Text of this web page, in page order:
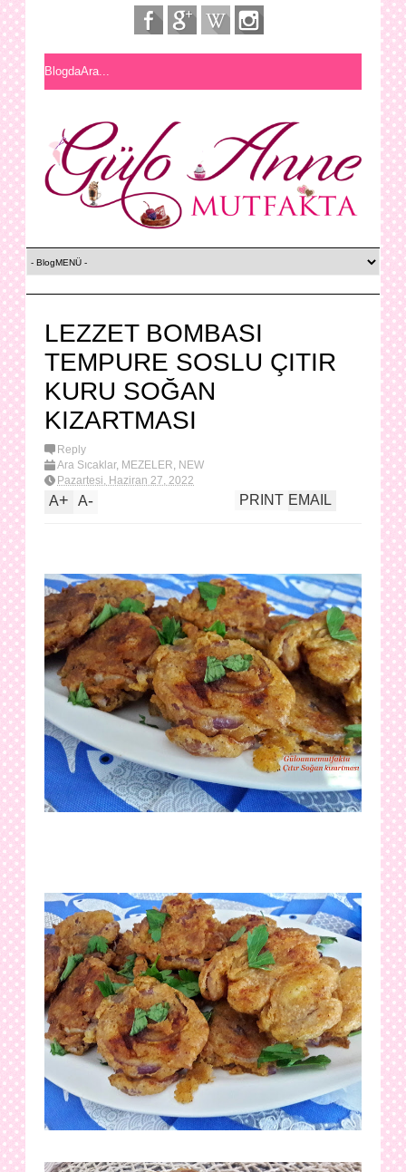
LEZZET BOMBASI
TEMPURE SOSLU ÇITIR
KURU SOĞAN
KIZARTMASI
Reply
Ara Sıcaklar, MEZELER, NEW
Pazartesi, Haziran 27, 2022
A+ A- EMAIL
PRINT